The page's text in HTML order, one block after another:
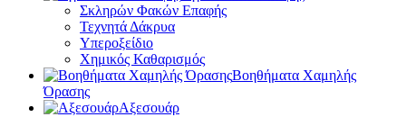
Σκληρών Φακών Επαφής
Τεχνητά Δάκρυα
Υπεροξείδιο
Χημικός Καθαρισμός
Βοηθήματα Χαμηλής
Όρασης
Αξεσουάρ